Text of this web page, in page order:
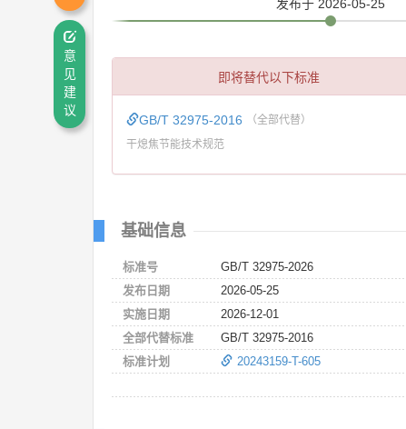
发布于 2026-05-25
即将替代以下标准
GB/T 32975-2016 （全部代替）
干熄焦节能技术规范
基础信息
标准号
GB/T 32975-2026
发布日期
2026-05-25
实施日期
2026-12-01
全部代替标准
GB/T 32975-2016
标准计划
20243159-T-605
意
见
建
议